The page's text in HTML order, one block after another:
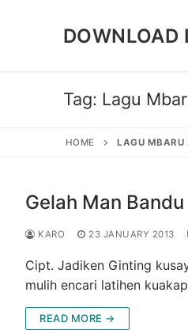
DOWNLOAD
Tag: Lagu
HOME LAGU MBARU
Gelah Man Bandu
KARO 23 JANUARY 2013
Cipt. Jadiken Ginting
mulih encari latihen
READ MORE →